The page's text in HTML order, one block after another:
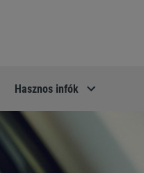
Hasznos infók